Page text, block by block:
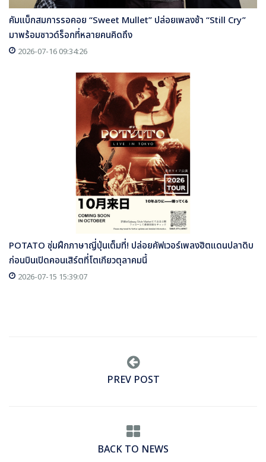
คัมแบ็กสมการรอคอย “Sweet Mullet” ปล่อยเพลงช้า “Still Cry”
มาพร้อมซาวด์ร็อกที่หลายคนคิดถึง
2026-07-16 09:34:26
POTATO ซุ่มฝึกภาษาญี่ปุ่นเต็มที่! ปล่อยคัฟเวอร์เพลงฮิตแดนปลาดิบ
ก่อนบินเปิดคอนเสิร์ตที่โตเกียวตุลาคมนี้
2026-07-15 15:39:07
PREV POST
BACK TO NEWS